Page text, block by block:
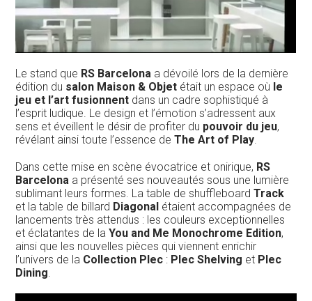
Le stand que RS Barcelona a dévoilé lors de la dernière
édition du salon Maison & Objet était un espace où le
jeu et l’art fusionnent dans un cadre sophistiqué à
l’esprit ludique. Le design et l’émotion s’adressent aux
sens et éveillent le désir de profiter du pouvoir du jeu,
révélant ainsi toute l’essence deThe Art of Play
Dans cette mise en scène évocatrice et onirique, RS
Barcelona a présenté ses nouveautés sous une lumière
sublimant leurs formes. La table de shuffleboardTrack
et la table de billard Diagonal étaient accompagnées de
lancements très attendus : les couleurs exceptionnelles
et éclatantes de laYou and Me Monochrome Edition,
ainsi que les nouvelles pièces qui viennent enrichir
l’univers de la Collection Plec : Plec Shelving et Plec
Dining